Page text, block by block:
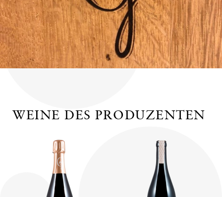
WEINE DES PRODUZENTEN